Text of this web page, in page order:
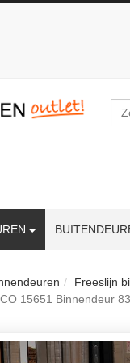
Freeslijn
15651 Binnendeur